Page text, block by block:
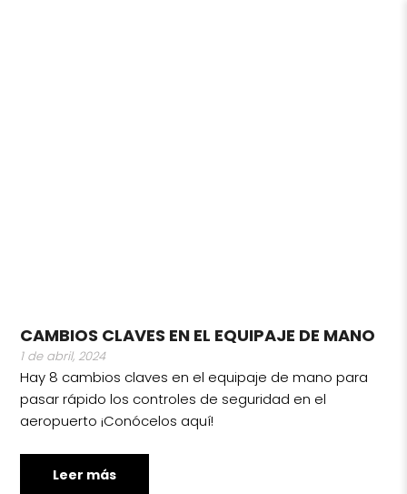
CAMBIOS CLAVES EN EL EQUIPAJE DE MANO
1 de abril, 2024
Hay 8 cambios claves en el equipaje de mano para
pasar rápido los controles de seguridad en el
aeropuerto ¡Conócelos aquí!
Leer más